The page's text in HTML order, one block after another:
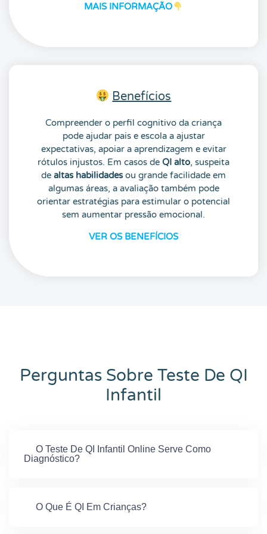
MAIS INFORMAÇÃO
Benefícios
Compreender o perfil cognitivo da criança
pode ajudar pais e escola a ajustar
expectativas, apoiar a aprendizagem e evitar
rótulos injustos. Em casos de QI alto, suspeita
de altas habilidadesou grande facilidade em
algumas áreas, a avaliação também pode
orientar estratégias para estimular o potencial
sem aumentar pressão emocional.
VER OS BENEFÍCIOS
Perguntas Sobre Teste De QI
Infantil
O Teste De QI Infantil Online Serve Como
Diagnóstico?
O Que É QI Em Crianças?